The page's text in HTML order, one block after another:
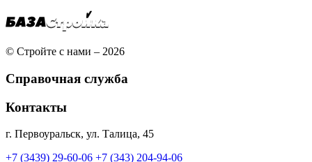
© Стройте с нами – 2026
Справочная служба
Контакты
г. Первоуральск, ул. Талица, 45
+7 (3439) 29-60-06 +7 (343) 204-94-06